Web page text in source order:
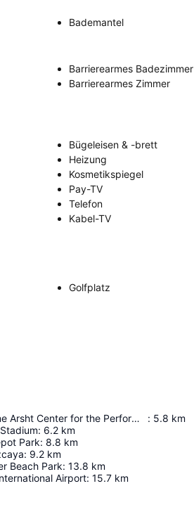
Bademantel
Barrierearmes Badezimmer
Barrierearmes Zimmer
Bügeleisen & -brett
Heizung
Kosmetikspiegel
Pay-TV
Telefon
Kabel-TV
Golfplatz
Adrienne Arsht Center for the Performing Arts : 5.8 km
: 6.2 km
Park: 8.8 km
: 9.2 km
Beach Park: 13.8 km
Airport: 15.7 km